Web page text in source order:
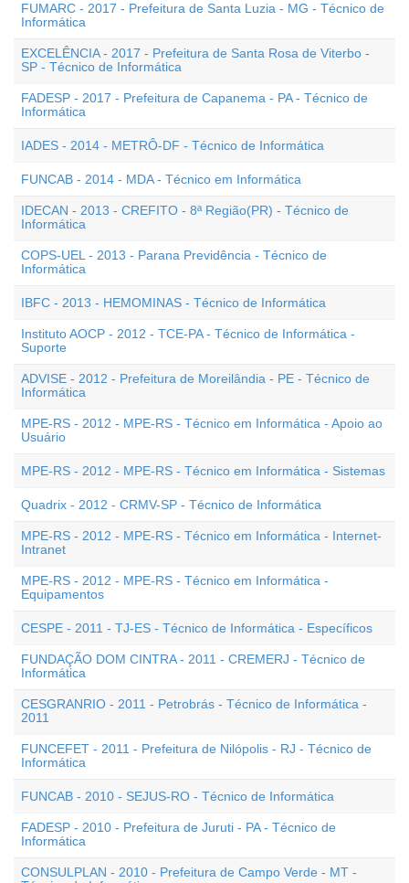
FUMARC - 2017 - Prefeitura de Santa Luzia - MG - Técnico de
Informática
EXCELÊNCIA - 2017 - Prefeitura de Santa Rosa de Viterbo -
SP - Técnico de Informática
FADESP - 2017 - Prefeitura de Capanema - PA - Técnico de
Informática
IADES - 2014 - METRÔ-DF - Técnico de Informática
FUNCAB - 2014 - MDA - Técnico em Informática
IDECAN - 2013 - CREFITO - 8ª Região(PR) - Técnico de
Informática
COPS-UEL - 2013 - Parana Previdência - Técnico de
Informática
IBFC - 2013 - HEMOMINAS - Técnico de Informática
Instituto AOCP - 2012 - TCE-PA - Técnico de Informática -
Suporte
ADVISE - 2012 - Prefeitura de Moreilândia - PE - Técnico de
Informática
MPE-RS - 2012 - MPE-RS - Técnico em Informática - Apoio ao
Usuário
MPE-RS - 2012 - MPE-RS - Técnico em Informática - Sistemas
Quadrix - 2012 - CRMV-SP - Técnico de Informática
MPE-RS - 2012 - MPE-RS - Técnico em Informática - Internet-
Intranet
MPE-RS - 2012 - MPE-RS - Técnico em Informática -
Equipamentos
CESPE - 2011 - TJ-ES - Técnico de Informática - Específicos
FUNDAÇÃO DOM CINTRA - 2011 - CREMERJ - Técnico de
Informática
CESGRANRIO - 2011 - Petrobrás - Técnico de Informática -
2011
FUNCEFET - 2011 - Prefeitura de Nilópolis - RJ - Técnico de
Informática
FUNCAB - 2010 - SEJUS-RO - Técnico de Informática
FADESP - 2010 - Prefeitura de Juruti - PA - Técnico de
Informática
CONSULPLAN - 2010 - Prefeitura de Campo Verde - MT -